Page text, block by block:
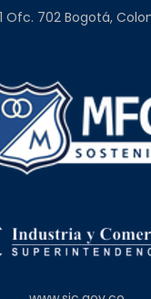
Ofc. 702 Bogotá,